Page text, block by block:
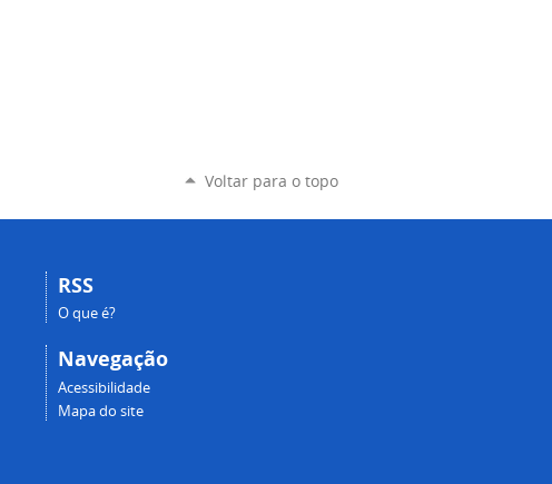
Voltar para o topo
RSS
O que é?
Navegação
Acessibilidade
Mapa do site